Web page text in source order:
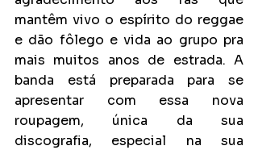
mantêm vivo o espírito do reggae
e dão fôlego e vida ao grupo pra
mais muitos anos de estrada. A
banda está preparada para se
apresentar com essa nova
roupagem, única da sua
discografia, especial na sua